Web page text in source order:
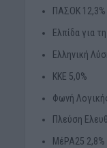
ΠΑΣΟΚ 12,3%
Ελπίδα για
Ελληνική
ΚΚΕ 5,0%
Φωνή
Πλεύση
ΜέΡΑ25 2,8%